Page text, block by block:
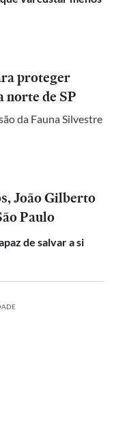
proteger
norte de SP
da Fauna Silvestre
João Gilberto
Paulo
de salvar a si